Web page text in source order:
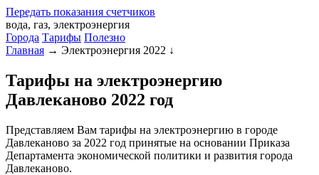
Передать показания счетчиков
вода, газ, электроэнергия
Города Тарифы Полезно
Главная → Электроэнергия 2022 ↓
Тарифы на электроэнергию
Давлеканово 2022 год
Представляем Вам тарифы на электроэнергию в городе
Давлеканово за 2022 год принятые на основании Приказа
Департамента экономической политики и развития города
Давлеканово.